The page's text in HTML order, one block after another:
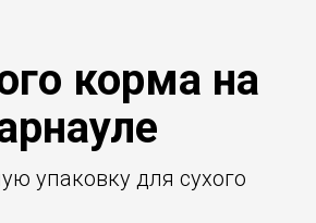
корма на
упаковку для сухого